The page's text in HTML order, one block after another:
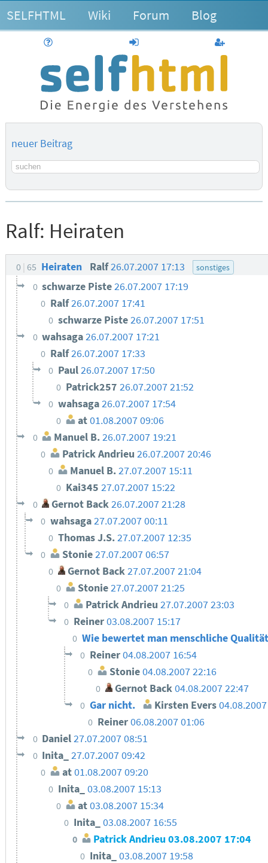
SELFHTML Wiki Forum Blog
anmelden
neuer Beitrag
Suchbegriff
Ralf: Heiraten
0 65 Heiraten Ralf26.07.2007 17:13 sonstiges
0 schwarze Piste26.07.2007 17:19
0 Ralf26.07.2007 17:41
0 schwarze Piste26.07.2007 17:51
0 wahsaga26.07.2007 17:21
0 Ralf26.07.2007 17:33
0 Paul26.07.2007 17:50
0 Patrick25726.07.2007 21:52
0 wahsaga26.07.2007 17:54
0 at01.08.2007 09:06
0 Manuel B.26.07.2007 19:21
0 Patrick Andrieu 26.07.2007 20:46
0 Manuel B.27.07.2007 15:11
0 Kai34527.07.2007 15:22
0 Gernot Back26.07.2007 21:28
0 wahsaga27.07.2007 00:11
0 Thomas J.S.27.07.2007 12:35
0 Stonie 27.07.2007 06:57
0 Gernot Back27.07.2007 21:04
0 Stonie27.07.2007 21:25
0 Patrick Andrieu 27.07.2007 23:03
0 Reiner03.08.2007 15:17
0 Wie bewertet man menschliche
0 Reiner04.08.2007 16:54
0 Stonie04.08.2007 22:16
0 Gernot Back04.08.2007 22:47
0 Gar nicht. Kirsten Evers
0 Reiner06.08.2007 01:06
0 Daniel27.07.2007 08:51
0 Inita_27.07.2007 09:42
0 at 01.08.2007 09:20
0 Inita_ 03.08.2007 15:13
0 at03.08.2007 15:34
0 Inita_03.08.2007 16:55
0 Patrick Andrieu 03.08.2007 17:04
0 Inita_ 03.08.2007 19:58